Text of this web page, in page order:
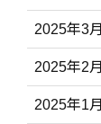
2025年3月
2025年2月
2025年1月